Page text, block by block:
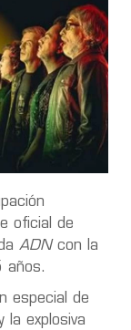
oficial de
ADNcon la
años.
especial de
y la explosiva